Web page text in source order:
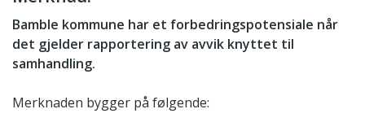
Bamble kommune har et forbedringspotensiale når
det gjelder rapportering av avvik knyttet til
samhandling.
Merknaden bygger på følgende: